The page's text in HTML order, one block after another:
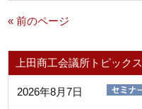
« 前のページ
上田商工会議所トピックス
2026年8月7日